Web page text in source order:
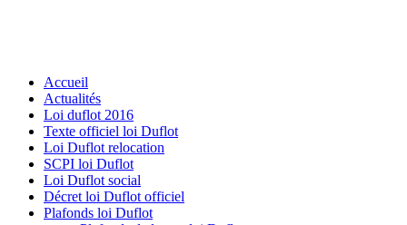
Accueil
Actualités
Loi duflot 2016
Texte officiel loi Duflot
Loi Duflot relocation
SCPI loi Duflot
Loi Duflot social
Décret loi Duflot officiel
Plafonds loi Duflot